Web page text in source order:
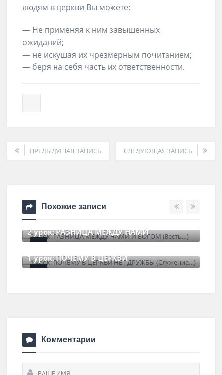
людям в церкви Вы можете:
— Не применяя к ним завышенных
ожиданий;
— не искушая их чрезмерным почитанием;
— беря на себя часть их ответственности.
ПРЕДЫДУЩАЯ ЗАПИСЬ СЛЕДУЮЩАЯ ЗАПИСЬ
Похожие записи
13урок: ЗАЧЕМ ПРИХОДИТЬ К БОГУ?
Комментарии